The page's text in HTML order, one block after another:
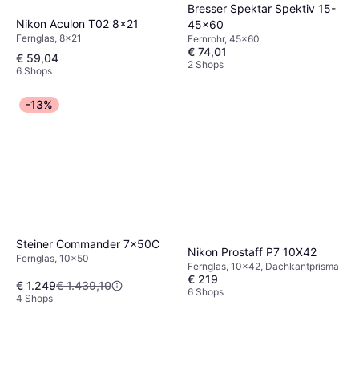
Nikon Aculon T02 8x21
Fernglas, 8x21
€ 59,04
6 Shops
Bresser Spektar Spektiv 15-
45x60
Fernrohr, 45x60
€ 74,01
2 Shops
-13%
Steiner Commander 7x50C
Fernglas, 10x50
€ 1.249€ 1.439,10
4 Shops
Nikon Prostaff P7 10X42
Fernglas, 10x42, Dachkantprisma
€ 219
6 Shops